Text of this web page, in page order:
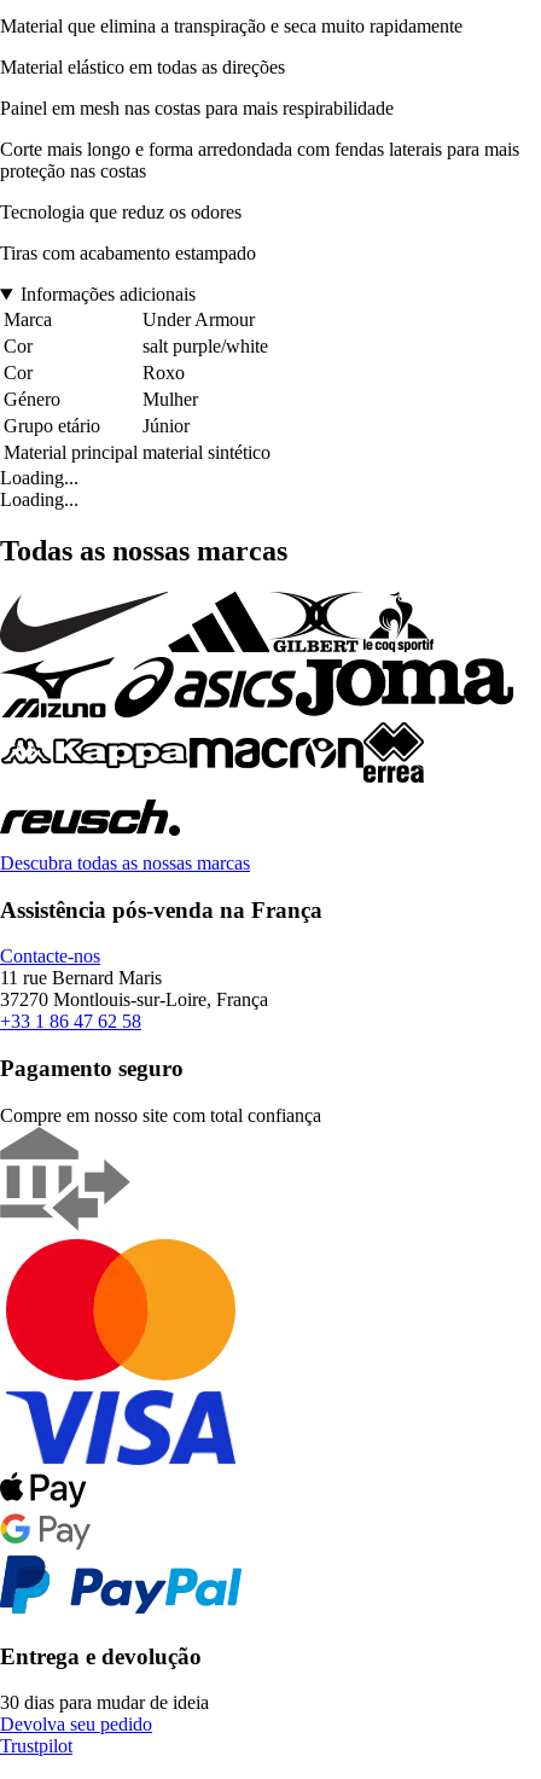
Material que elimina a transpiração e seca muito rapidamente
Material elástico em todas as direções
Painel em mesh nas costas para mais respirabilidade
Corte mais longo e forma arredondada com fendas laterais para mais
proteção nas costas
Tecnologia que reduz os odores
Tiras com acabamento estampado
Informações adicionais
Marca
Under Armour
Cor
salt purple/white
Cor
Roxo
Género
Mulher
Grupo etário
Júnior
Material principal material sintético
Loading...
Loading...
Todas as nossas marcas
Descubra todas as nossas marcas
Assistência pós-venda na França
Contacte-nos
11 rue Bernard Maris
37270 Montlouis-sur-Loire, França
+33 1 86 47 62 58
Pagamento seguro
Compre em nosso site com total confiança
Entrega e devolução
30 dias para mudar de ideia
Devolva seu pedido
Trustpilot